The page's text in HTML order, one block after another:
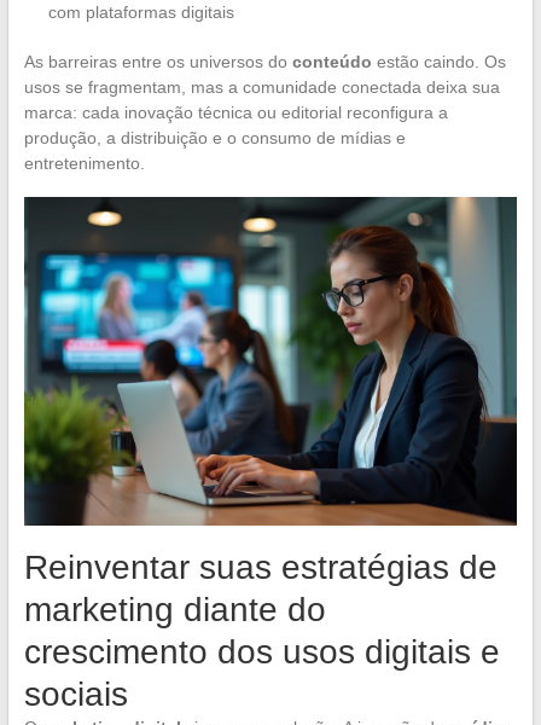
com plataformas digitais
As barreiras entre os universos do conteúdo estão caindo. Os
usos se fragmentam, mas a comunidade conectada deixa sua
marca: cada inovação técnica ou editorial reconfigura a
produção, a distribuição e o consumo de mídias e
entretenimento.
Reinventar suas estratégias de
marketing diante do
crescimento dos usos digitais e
sociais